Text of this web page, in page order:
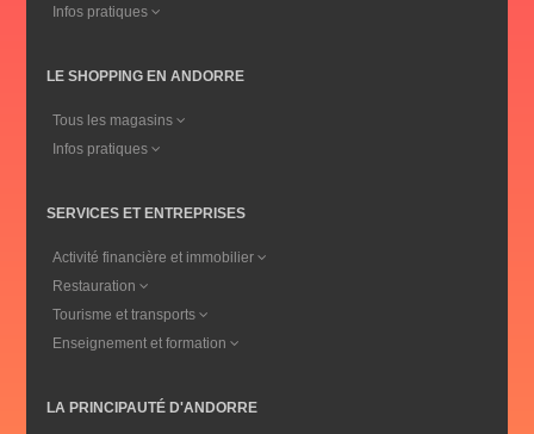
Infos pratiques
LE SHOPPING EN ANDORRE
Tous les magasins
Infos pratiques
SERVICES ET ENTREPRISES
Activité financière et immobilier
Restauration
Tourisme et transports
Enseignement et formation
LA PRINCIPAUTÉ D'ANDORRE